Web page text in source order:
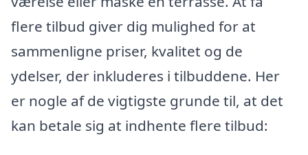
flere tilbud giver dig mulighed for at
sammenligne priser, kvalitet og de
ydelser, der inkluderes i tilbuddene. Her
er nogle af de vigtigste grunde til, at det
kan betale sig at indhente flere tilbud: